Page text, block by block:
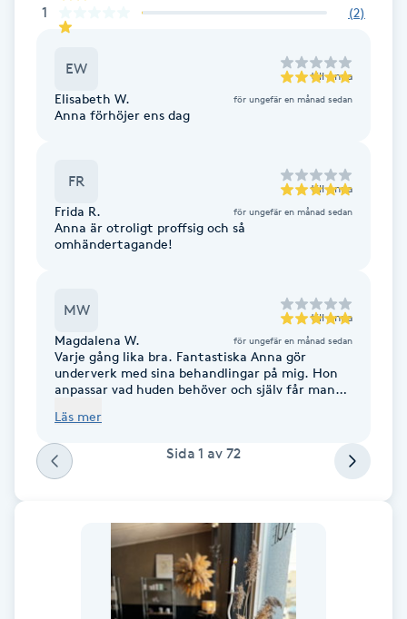
Celluliter
Coachning
Cryoterapi
Dermapen
Diamantslipning
Enzympeeling
Extensions borttagning
Eyeliner-tatuering
1 (2)
EW till Anna
Elisabeth W. för ungefär en månad sedan
Anna förhöjer ens dag
FR till Anna
Frida R. för ungefär en månad sedan
Anna är otroligt proffsig och så
omhändertagande!
MW till Anna
Magdalena W. för ungefär en månad sedan
Varje gång lika bra. Fantastiska Anna gör
underverk med sina behandlingar på mig. Hon
anpassar vad huden behöver och själv får man
gå regelbundet.
Läs mer
Sida 1 av 72